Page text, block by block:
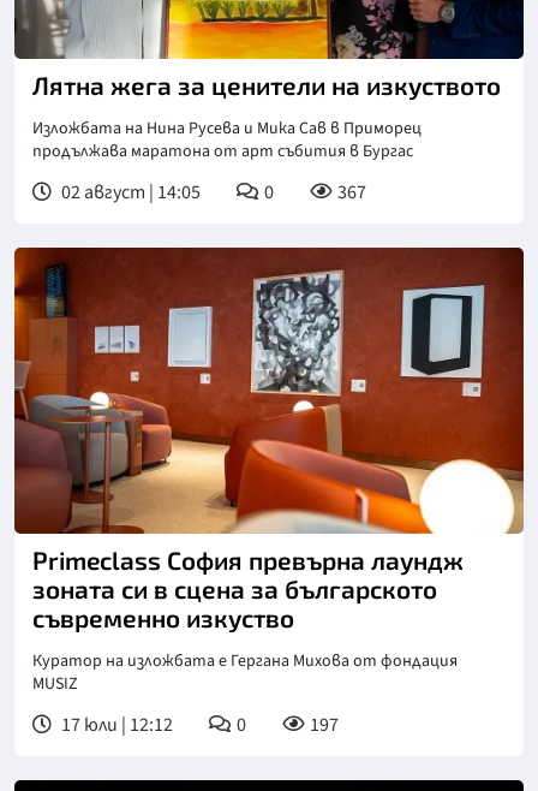
Лятна жега за ценители на изкуството
Изложбата на Нина Русева и Мика Сав в Приморец
продължава маратона от арт събития в Бургас
02 август | 14:05 0 367
Primeclass София превърна лаундж
зоната си в сцена за българското
съвременно изкуство
Куратор на изложбата е Гергана Михова от фондация
MUSIZ
17 юли | 12:12 0 197